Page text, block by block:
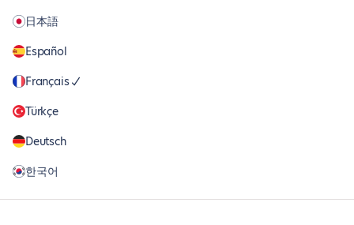
日本語
Español
Français
Türkçe
Deutsch
한국어